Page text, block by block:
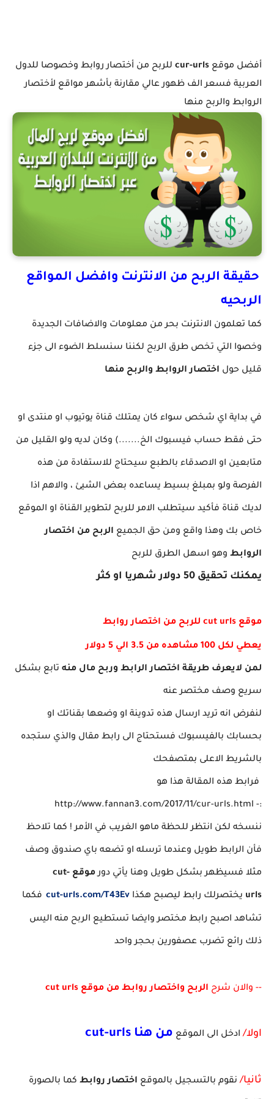
أفضل موقع cur-urls للربح من أختصار روابط وخصوصا للدول
العربية فسعر الف ظهور عالي مقارنة بأشهر مواقع لأختصار
الروابط والربح منها
حقيقة الربح من الانترنت وافضل المواقع
الربحيه
كما تعلمون الانترنت بحر من معلومات والاضافات الجديدة
وخصوا التي تخص طرق الربح لكننا سنسلط الضوء الى جزء
قليل حول اختصار الروابط والربح منها
في بداية اي شخص سواء كان يمتلك قناة يوتيوب او منتدى او
حتى فقط حساب فيسبوك الخ.......) وكان لديه ولو القليل من
متابعين او الاصدقاء بالطبع سيحتاج للاستفادة من هذه
الفرصة ولو بمبلغ بسيط يساعده بعض الشيئ ، والاهم اذا
لديك قناة فأكيد سيتطلب الامر للربح لتطوير القناة او الموقع
خاص بك وهذا واقع ومن حق الجميع الربح من اختصار
الروابط وهو اسهل الطرق للربح
يمكنك تحقيق 50 دولار شهريا او كثر
موقع cut urls للربح من اختصار روابط
يعطي لكل 100 مشاهده من 3.5 الي 5 دولار
لمن لايعرف طريقة اختصار الرابط وربح مال منه تابع بشكل
سريع وصف مختصر عنه
لنفرض انه تريد ارسال هذه تدوينة او وضعها بقناتك او
بحسابك بالفيسبوك فستحتاج الى رابط مقال والذي ستجده
بالشريط الاعلى بمتصفحك
فرابط هذه المقالة هذا هو
:-
http://www.fannan3.com/2017/11/cur-urls.html
ننسخه لكن انتظر للحظة ماهو الغريب في الأمر ! كما تلاحظ
فأن الرابط طويل وعندما ترسله او تضعه باي صندوق وصف
مثلا فسيظهر بشكل طويل وهنا يأتي دور موقع cut-
urls يختصرلك رابط ليصبح هكذا cut-urls.com/T43Ev فكما
تشاهد اصبح رابط مختصر وايضا تستطيع الربح منه اليس
ذلك رائع تضرب عصفورين بحجر واحد
-- والان شرح الربح واختصار روابط من موقع cut urls
اولا/ ادخل الى الموقع من هنا cut-urls
ثانيا/ نقوم بالتسجيل بالموقع اختصار روابط كما بالصورة